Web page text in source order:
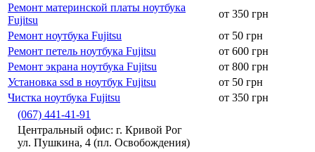
Ремонт материнской платы ноутбука
Fujitsu
от 350 грн
Ремонт ноутбука Fujitsu
от 50 грн
Ремонт петель ноутбука Fujitsu
от 600 грн
Ремонт экрана ноутбука Fujitsu
от 800 грн
Установка ssd в ноутбук Fujitsu
от 50 грн
Чистка ноутбука Fujitsu
от 350 грн
(067) 441-41-91
Центральный офис: г. Кривой Рог
ул. Пушкина, 4 (пл. Освобождения)